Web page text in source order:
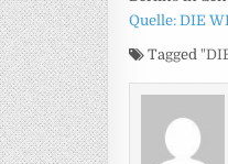
Quelle: DIE
Tagged